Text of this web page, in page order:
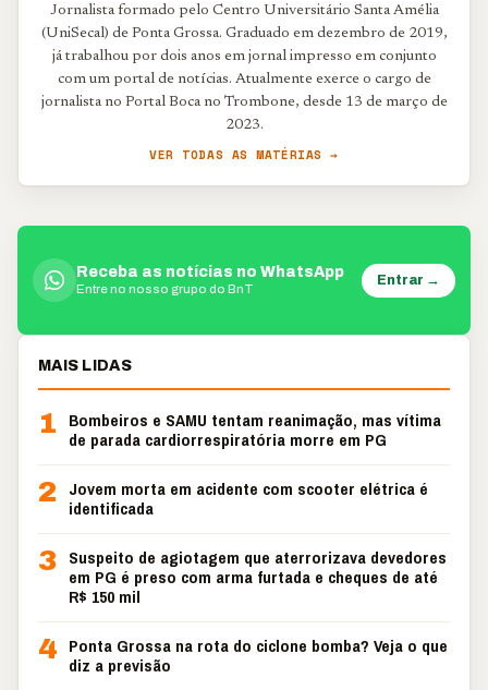
Jornalista formado pelo Centro Universitário Santa Amélia
(UniSecal) de Ponta Grossa. Graduado em dezembro de 2019,
já trabalhou por dois anos em jornal impresso em conjunto
com um portal de notícias. Atualmente exerce o cargo de
jornalista no Portal Boca no Trombone, desde 13 de março de
2023.
VER TODAS AS MATÉRIAS →
Receba as notícias no WhatsApp
Entre no nosso grupo do BnT
Entrar →
MAIS LIDAS
1
Bombeiros e SAMU tentam reanimação, mas vítima
de parada cardiorrespiratória morre em PG
2
Jovem morta em acidente com scooter elétrica é
identificada
3 Suspeito de agiotagem que aterrorizava devedores
em PG é preso com arma furtada e cheques de até
R$ 150 mil
4 Ponta Grossa na rota do ciclone bomba? Veja o que
diz a previsão